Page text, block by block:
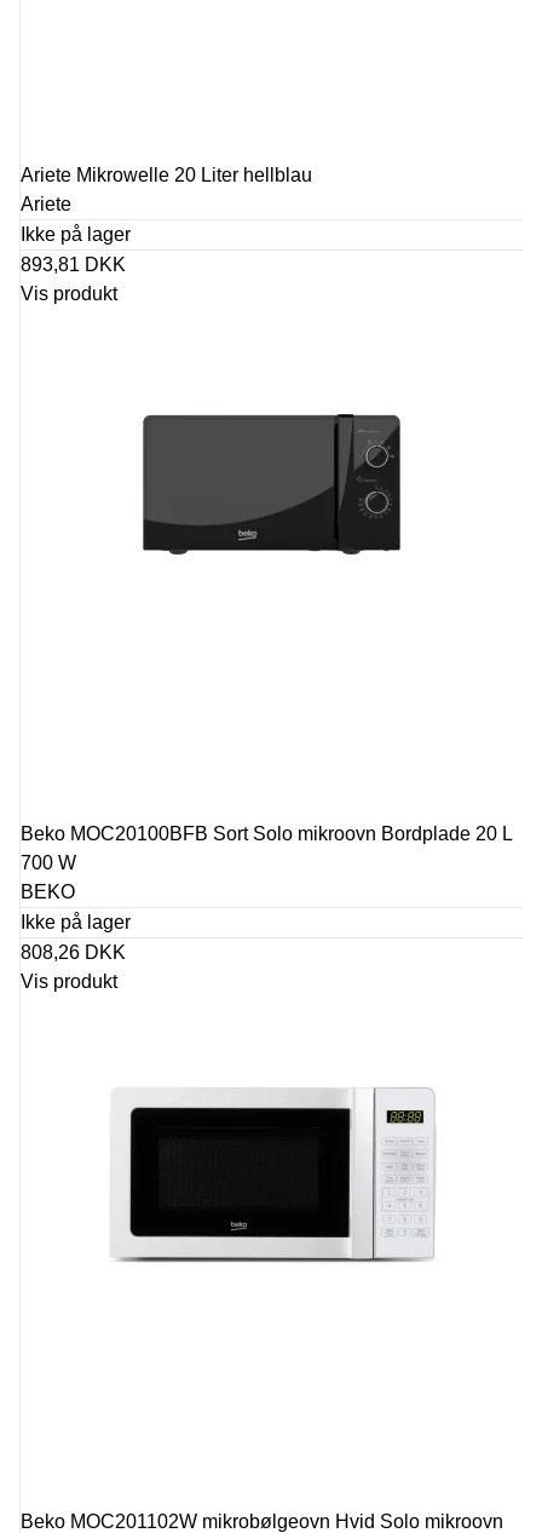
Ariete Mikrowelle 20 Liter hellblau
Ariete
Ikke på lager
893,81 DKK
Vis produkt
Beko MOC20100BFB Sort Solo mikroovn Bordplade 20 L
700 W
BEKO
Ikke på lager
808,26 DKK
Vis produkt
Beko MOC201102W mikrobølgeovn Hvid Solo mikroovn